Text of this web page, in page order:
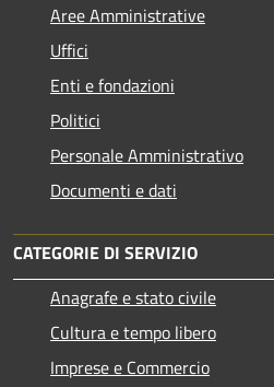
Aree Amministrative
Uffici
Enti e fondazioni
Politici
Personale Amministrativo
Documenti e dati
CATEGORIE DI SERVIZIO
Anagrafe e stato civile
Cultura e tempo libero
Imprese e Commercio